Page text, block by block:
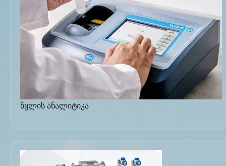
წყლის ანალიტიკა